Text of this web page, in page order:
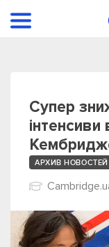
Супер
АРХИВ НОВОСТЕЙ